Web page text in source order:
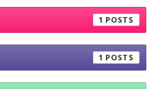
1
1